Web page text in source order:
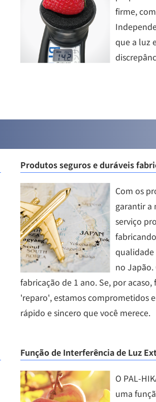
firme,
que a luz
Produtos seguros e duráveis
Com os
garantir a
serviço
qualidade
no Japão.
fabricação de 1 ano. Se, por acaso,
'reparo', estamos comprometidos
rápido e sincero que você merece.
Função de Interferência de Luz
O PAL-
uma